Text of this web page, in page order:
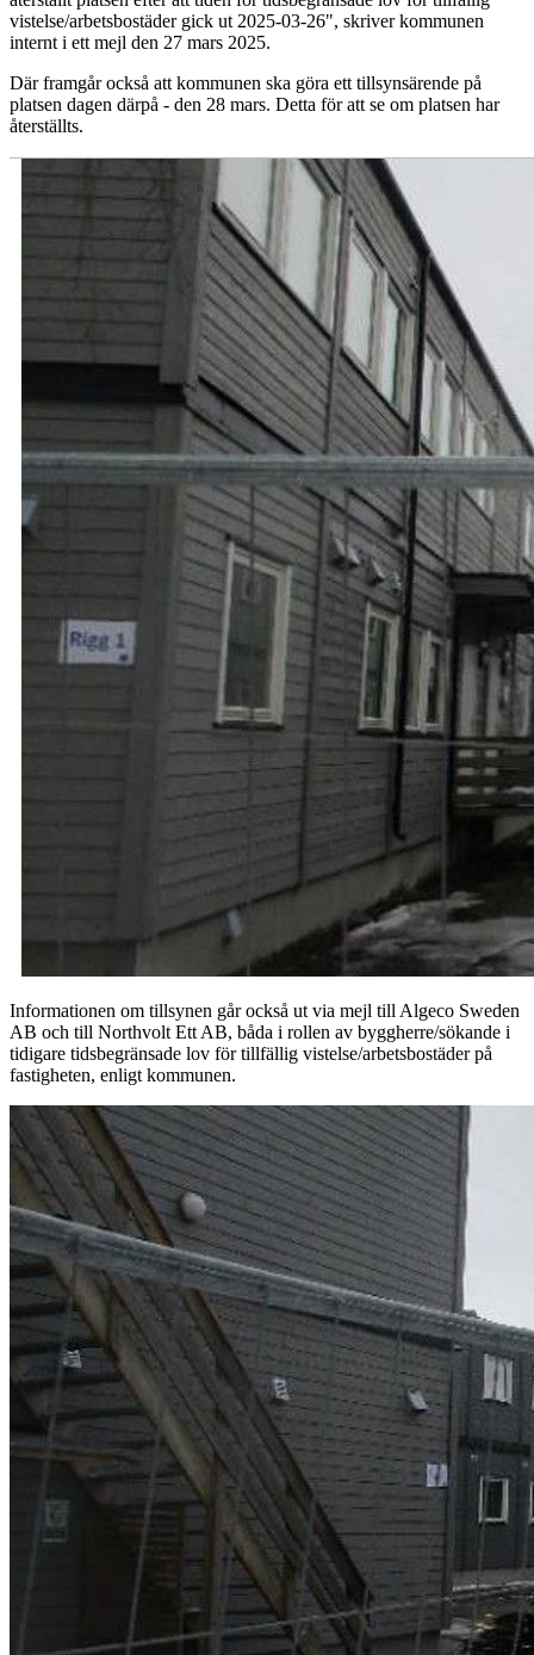
vistelse/arbetsbostäder gick ut 2025-03-26", skriver kommunen
internt i ett mejl den 27 mars 2025.
Där framgår också att kommunen ska göra ett tillsynsärende på
platsen dagen därpå - den 28 mars. Detta för att se om platsen har
återställts.
Informationen om tillsynen går också ut via mejl till Algeco Sweden
AB och till Northvolt Ett AB, båda i rollen av byggherre/sökande i
tidigare tidsbegränsade lov för tillfällig vistelse/arbetsbostäder på
fastigheten, enligt kommunen.